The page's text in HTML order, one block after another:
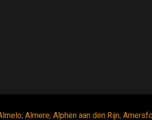
, Almere, Alphen aan den Rijn,